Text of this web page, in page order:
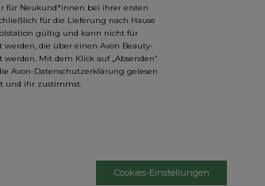
für Neukund*innen bei ihrer ersten
für die Lieferung nach Hause
gültig und kann nicht für
die über einen Avon Beauty-
Mit dem Klick auf „Absenden“
Avon-Datenschutzerklärung gelesen
und ihr zustimmst.
Cookies-Einstellungen